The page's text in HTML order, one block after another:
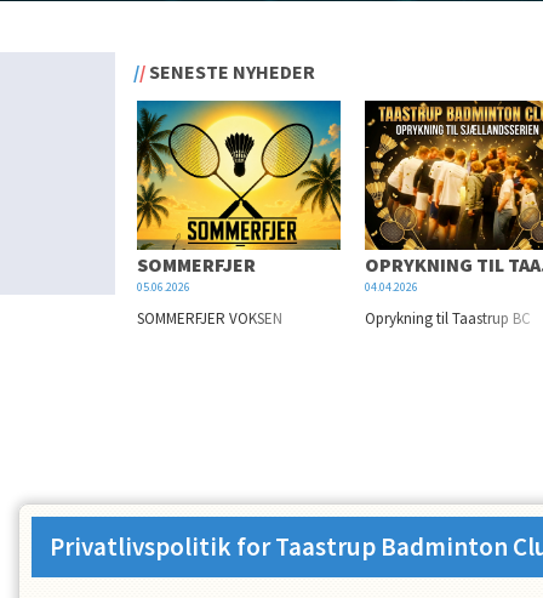
SENESTE NYHEDER
Privatlivspolitik forTaastrup Badminton